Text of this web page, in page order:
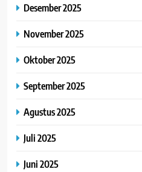
Desember 2025
November 2025
Oktober 2025
September 2025
Agustus 2025
Juli 2025
Juni 2025